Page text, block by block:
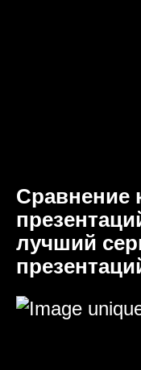
Сравнение
лучший